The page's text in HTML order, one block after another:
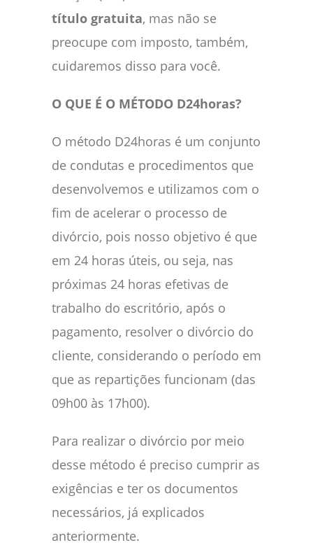
título gratuita, mas não se
preocupe com imposto, também,
cuidaremos disso para você.
O QUE É O MÉTODO D24horas?
O método D24horas é um conjunto
de condutas e procedimentos que
desenvolvemos e utilizamos com o
fim de acelerar o processo de
divórcio, pois nosso objetivo é que
em 24 horas úteis, ou seja, nas
próximas 24 horas efetivas de
trabalho do escritório, após o
pagamento, resolver o divórcio do
cliente, considerando o período em
que as repartições funcionam (das
09h00 às 17h00).
Para realizar o divórcio por meio
desse método é preciso cumprir as
exigências e ter os documentos
necessários, já explicados
anteriormente.